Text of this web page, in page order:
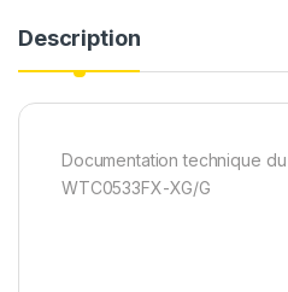
Description
Documentation technique
WTC0533FX-XG/G